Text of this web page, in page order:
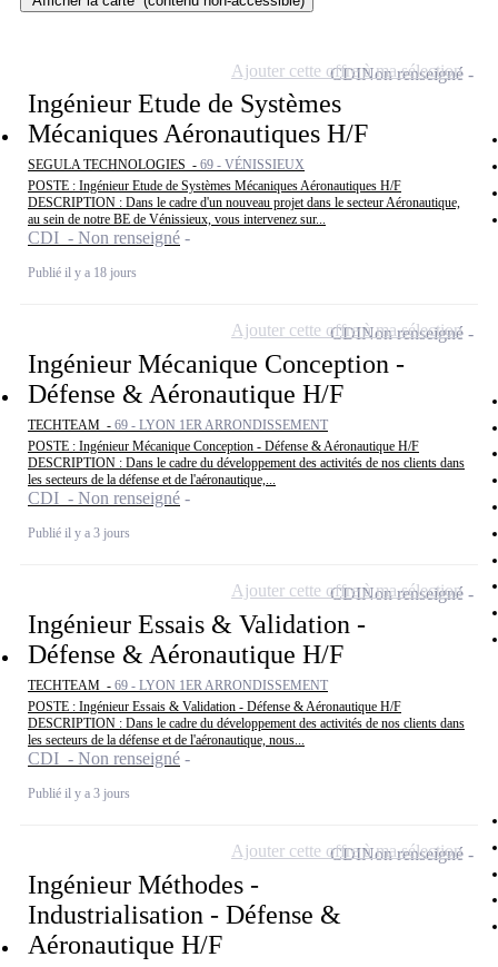
Ingénieur Etude de Systèmes
Mécaniques Aéronautiques H/F
SEGULA TECHNOLOGIES - 69 - VÉNISSIEUX
POSTE : Ingénieur Etude de Systèmes Mécaniques Aéronautiques H/F
DESCRIPTION : Dans le cadre d'un nouveau projet dans le secteur Aéronautique,
au sein de notre BE de Vénissieux, vous intervenez sur...
CDI - Non renseigné
Publié il y a 18 jours
CDINon renseigné
Ajouter cette offre à ma sélection
Ingénieur Mécanique Conception -
Défense & Aéronautique H/F
TECHTEAM - 69 - LYON 1ER ARRONDISSEMENT
POSTE : Ingénieur Mécanique Conception - Défense & Aéronautique H/F
DESCRIPTION : Dans le cadre du développement des activités de nos clients dans
les secteurs de la défense et de l'aéronautique,...
CDI - Non renseigné
Publié il y a 3 jours
CDINon renseigné
Ajouter cette offre à ma sélection
Ingénieur Essais & Validation -
Défense & Aéronautique H/F
TECHTEAM - 69 - LYON 1ER ARRONDISSEMENT
POSTE : Ingénieur Essais & Validation - Défense & Aéronautique H/F
DESCRIPTION : Dans le cadre du développement des activités de nos clients dans
les secteurs de la défense et de l'aéronautique, nous...
CDI - Non renseigné
Publié il y a 3 jours
CDINon renseigné
Ajouter cette offre à ma sélection
Ingénieur Méthodes -
Industrialisation - Défense &
Aéronautique H/F
CDINon renseigné
Ajouter cette offre à ma sélection